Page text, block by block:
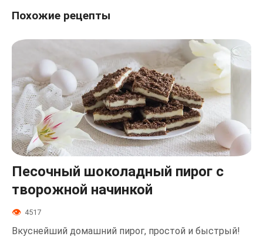
Похожие рецепты
Песочный шоколадный пирог с
творожной начинкой
4517
Вкуснейший домашний пирог, простой и быстрый!